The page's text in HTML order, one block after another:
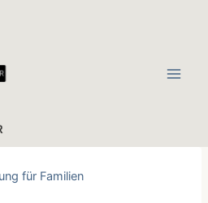
für Familien